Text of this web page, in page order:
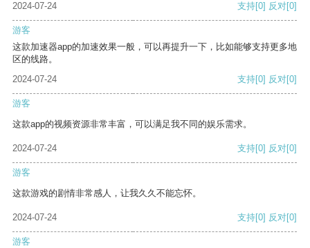
2024-07-24 支持[0] 反对[0]
游客
这款加速器app的加速效果一般，可以再提升一下，比如能够支持更多地
区的线路。
2024-07-24
支持[0] 反对[0]
游客
这款app的视频资源非常丰富，可以满足我不同的娱乐需求。
2024-07-24 支持[0] 反对[0]
游客
这款游戏的剧情非常感人，让我久久不能忘怀。
2024-07-24 支持[0] 反对[0]
游客